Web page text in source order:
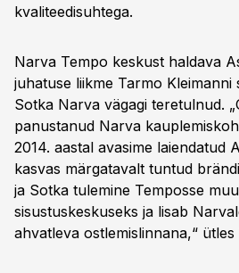
kvaliteedisuhtega.
Narva Tempo keskust haldava
juhatuse liikme Tarmo
Sotka Narva vägagi teretulnud.
panustanud Narva
2014. aastal avasime laiendatud
kasvas märgatavalt tuntud
ja Sotka tulemine Temposse
sisustuskeskuseks ja lisab
ahvatleva ostlemislinnana,“